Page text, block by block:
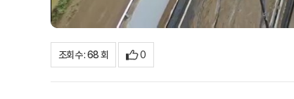
조회수 : 68 회 0